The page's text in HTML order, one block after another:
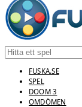
FUSKA.SE
SPEL
DOOM 3
OMDÖMEN